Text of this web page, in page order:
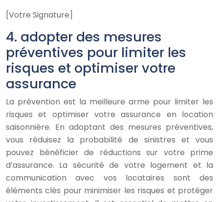
[Votre Signature]
4. adopter des mesures
préventives pour limiter les
risques et optimiser votre
assurance
La prévention est la meilleure arme pour limiter les
risques et optimiser votre assurance en location
saisonnière. En adoptant des mesures préventives,
vous réduisez la probabilité de sinistres et vous
pouvez bénéficier de réductions sur votre prime
d’assurance. La sécurité de votre logement et la
communication avec vos locataires sont des
éléments clés pour minimiser les risques et protéger